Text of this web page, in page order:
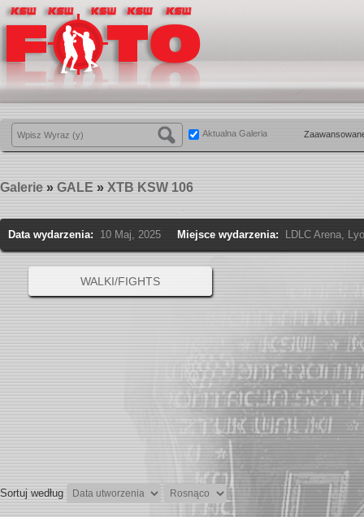
Aktualna Galeria
Galerie » GALE » XTB KSW 106
Data wydarzenia: 10 Maj, 2025 Miejsce wydarzenia: LDLC Arena,
WALKI/FIGHTS
Sortuj według